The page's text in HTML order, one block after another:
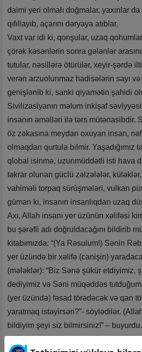
daimi yeri olmalı doğmalar, yaxınlar da
qıfıllayıb, açarını dəryaya atıblar.
Vaxt var idi ki, qonşular, uzaq
çörək kəsənlərin sonra gələnlər
tutular, nəsillərə ötürülər, xeyir-şərdə
verən arzuolunmaz hadisələrin sayı və
genişlənib ki, sanki qiyamətin şahidi
Sivilizasiyanın məlum inkişaf
insanın əməlləri ilə tərs mütənasibdir.
öz zəkasına meydan oxuyan insan,
olmaqdan qurtula bilmir. Yaşadığımız
qlobal isinmə, uzunmüddətli isti hava
təkrar olunan güclü zəlzələlər,
vahiməli torpaq sürüşmələri, vulkan
güman ki, insanın insanlıqdan uzaq
Axı, Allah insanı yer üzünün xəlifəsi
bu şərəfli adı doğruldacağını bildirib
kitabımızda: “(Ya Rəsulum!) Sənin
yer üzündə bir xəlifə (canişin)
(mələklər): “Biz Sənə şükür etdiyimiz,
dediyimiz və Səni müqəddəs
(yer üzündə) fəsad törədəcək və qan
yaratmaq istəyirsən?”- söylədilər.
bildiyim şeyi siz bilmirsiniz!” –